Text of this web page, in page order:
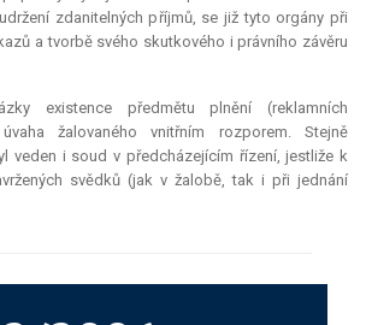
zdanitelných příjmů, se již tyto orgány při
a tvorbě svého skutkového i právního závěru
existence předmětu plnění (reklamních
žalovaného vnitřním rozporem. Stejně
veden i soud v předcházejícím řízení, jestliže k
svědků (jak v žalobě, tak i při jednání